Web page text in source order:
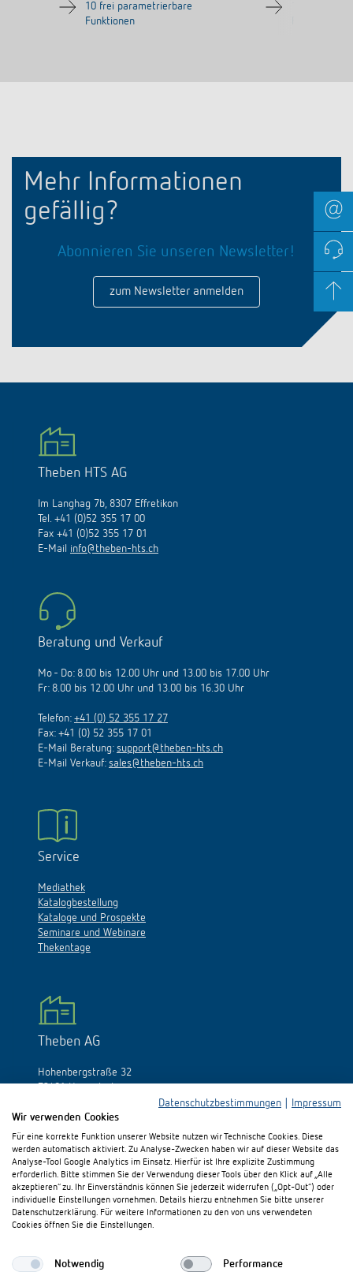
10 frei parametrierbare
Funktionen
Mehr Informationen
gefällig?
Abonnieren Sie unseren Newsletter!
zum Newsletter anmelden
Theben HTS AG
Im Langhag 7b, 8307 Effretikon
Tel. +41 (0)52 355 17 00
Fax +41 (0)52 355 17 01
E-Mail info@theben-hts.ch
Beratung und Verkauf
Mo - Do: 8.00 bis 12.00 Uhr und 13.00 bis 17.00 Uhr
Fr: 8.00 bis 12.00 Uhr und 13.00 bis 16.30 Uhr
Telefon: +41 (0) 52 355 17 27
Fax: +41 (0) 52 355 17 01
E-Mail Beratung: support@theben-hts.ch
E-Mail Verkauf: sales@theben-hts.ch
Service
Mediathek
Katalogbestellung
Kataloge und Prospekte
Seminare und Webinare
Thekentage
Theben AG
Hohenbergstraße 32
Fax: +49 (0)74 74/692-150
E-Mail:info@theben.de
Besuchen Sie uns auf:
Datenschutzbestimmungen
Impressum
Wir verwenden Cookies
Für eine korrekte Funktion unserer Website nutzen wir Technische Cookies. Diese
werden automatisch aktiviert. Zu Analyse-Zwecken haben wir auf dieser Website das
Analyse-Tool Google Analytics im Einsatz. Hierfür ist Ihre explizite Zustimmung
erforderlich. Bitte stimmen Sie der Verwendung dieser Tools über den Klick auf „Alle
akzeptieren“ zu. Ihr Einverständnis können Sie jederzeit widerrufen („Opt-Out“) oder
individuelle Einstellungen vornehmen. Details hierzu entnehmen Sie bitte unserer
Datenschutzerklärung. Für weitere Informationen zu den von uns verwendeten
Cookies öffnen Sie die Einstellungen.
Notwendig Performance